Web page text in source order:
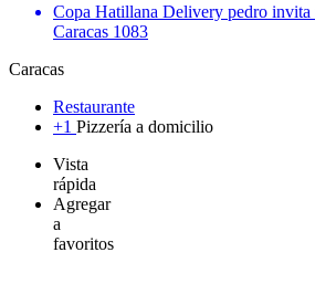
Copa Hatillana Delivery pedro invita
Caracas 1083
Caracas
Restaurante
+1 Pizzería a domicilio
Vista
rápida
Agregar
a
favoritos